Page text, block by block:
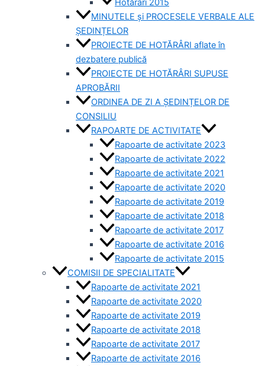
MINUTELE și PROCESELE VERBALE ALE
ȘEDINȚELOR
PROIECTE DE HOTĂRÂRI aflate în
dezbatere publică
PROIECTE DE HOTĂRÂRI SUPUSE
APROBĂRII
ORDINEA DE ZI A ȘEDINȚELOR DE
CONSILIU
RAPOARTE DE ACTIVITATE
Rapoarte de activitate 2023
Rapoarte de activitate 2022
Rapoarte de activitate 2021
Rapoarte de activitate 2020
Rapoarte de activitate 2019
Rapoarte de activitate 2018
Rapoarte de activitate 2017
Rapoarte de activitate 2016
Rapoarte de activitate 2015
COMISII DE SPECIALITATE
Rapoarte de activitate 2021
Rapoarte de activitate 2020
Rapoarte de activitate 2019
Rapoarte de activitate 2018
Rapoarte de activitate 2017
Rapoarte de activitate 2016